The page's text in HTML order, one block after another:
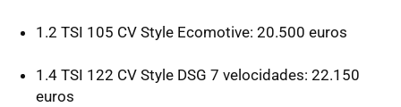
1.2 TSI 105 CV Style Ecomotive: 20.500 euros
1.4 TSI 122 CV Style DSG 7 velocidades: 22.150
euros